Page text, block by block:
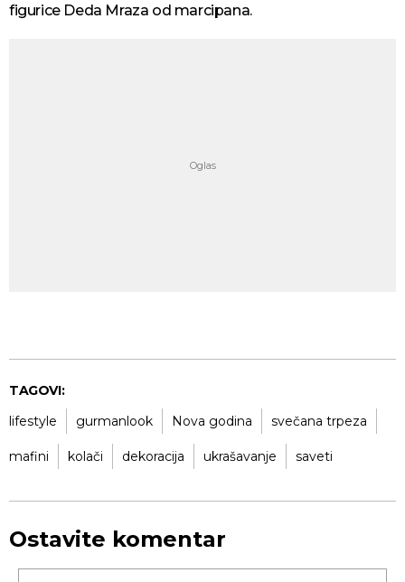
figurice Deda Mraza od marcipana.
TAGOVI:
lifestyle
gurmanlook Nova godina svečana trpeza
mafini kolači dekoracija ukrašavanje saveti
Ostavite komentar